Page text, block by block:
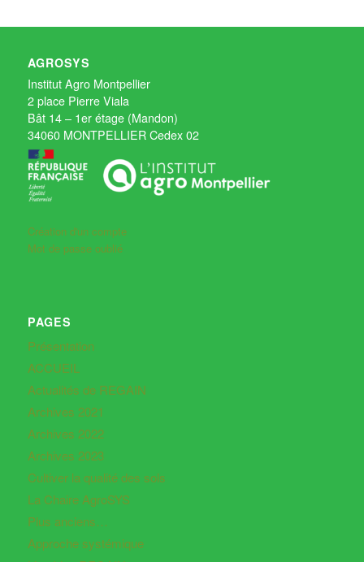
AGROSYS
Institut Agro Montpellier
2 place Pierre Viala
Bât 14 – 1er étage (Mandon)
34060 MONTPELLIER Cedex 02
Création d'un compte
Mot de passe oublié
PAGES
Présentation
ACCUEIL
Actualités de REGAIN
Archives 2021
Archives 2022
Archives 2023
Cultiver la qualité des sols
La Chaire AgroSYS
Plus anciens…
Approche systémique